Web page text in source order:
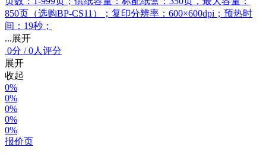
850页（选购BP-CS11）；复印分辨率：600×600dpi；预热时
间：19秒；
...展开
0分 /0人评分
展开
收起
0%
0%
0%
0%
0%
报价页